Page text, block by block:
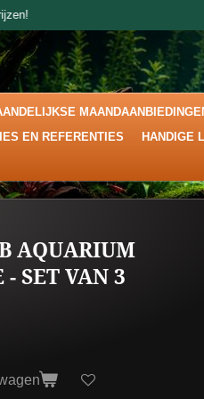
EN REFERENTIES HANDIGE
AQUARIUM
- SET VAN 3